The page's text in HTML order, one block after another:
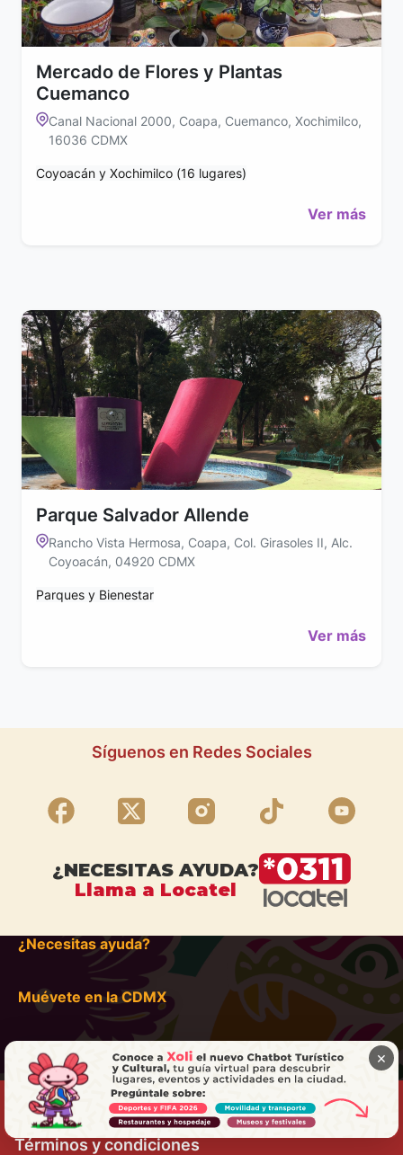
Mercado de Flores y Plantas
Cuemanco
Canal Nacional 2000, Coapa, Cuemanco, Xochimilco,
16036 CDMX
Coyoacán y Xochimilco (16 lugares)
Ver más
Parque Salvador Allende
Rancho Vista Hermosa, Coapa, Col. Girasoles II, Alc.
Coyoacán, 04920 CDMX
Parques y Bienestar
Ver más
Síguenos en Redes Sociales
¿NECESITAS AYUDA?
Llama a Locatel
¿Necesitas ayuda?
Muévete en la CDMX
Términos y condiciones
×